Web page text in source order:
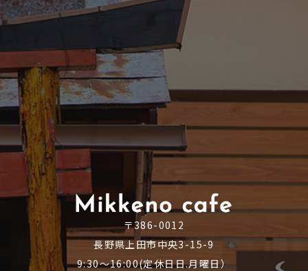
〒386-0012
長野県上田市中央3-15-9
9:30～16:00(定休日日.月曜日）